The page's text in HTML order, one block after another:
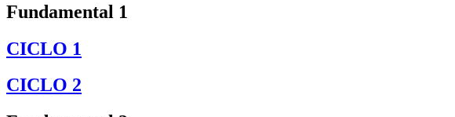
Fundamental 1
CICLO 1
CICLO 2